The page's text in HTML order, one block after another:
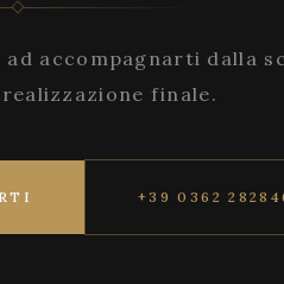
accompagnarti dalla
finale.
+39 0362